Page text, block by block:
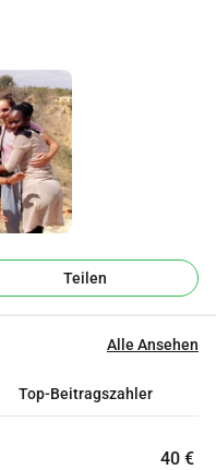
Teilen
Alle Ansehen
Top-Beitragszahler
40 €